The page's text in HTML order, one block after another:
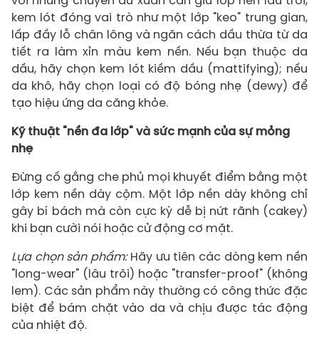
kem lót đóng vai trò như một lớp "keo" trung gian,
lấp đầy lỗ chân lông và ngăn cách dầu thừa từ da
tiết ra làm xỉn màu kem nền. Nếu bạn thuộc da
dầu, hãy chọn kem lót kiềm dầu (mattifying); nếu
da khô, hãy chọn loại có độ bóng nhẹ (dewy) để
tạo hiệu ứng da căng khỏe.
Kỹ thuật "nền đa lớp" và sức mạnh của sự mỏng
nhẹ
Đừng cố gắng che phủ mọi khuyết điểm bằng một
lớp kem nền dày cộm. Một lớp nền dày không chỉ
gây bí bách mà còn cực kỳ dễ bị nứt rãnh (cakey)
khi bạn cười nói hoặc cử động cơ mặt.
Lựa chọn sản phẩm:Hãy ưu tiên các dòng kem nền
"long-wear" (lâu trôi) hoặc "transfer-proof" (không
lem). Các sản phẩm này thường có công thức đặc
biệt để bám chặt vào da và chịu được tác động
của nhiệt độ.